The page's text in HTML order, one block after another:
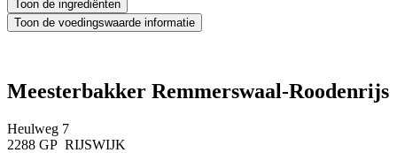
Meesterbakker Remmerswaal-Roodenrijs
Heulweg 7
2288 GP RIJSWIJK